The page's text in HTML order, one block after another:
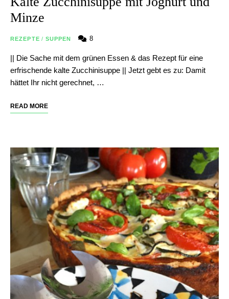
Minze
REZEPTE / SUPPEN 8
|| Die Sache mit dem grünen Essen & das Rezept für eine
erfrischende kalte Zucchinisuppe || Jetzt gebt es zu: Damit
hättet Ihr nicht gerechnet, …
READ MORE